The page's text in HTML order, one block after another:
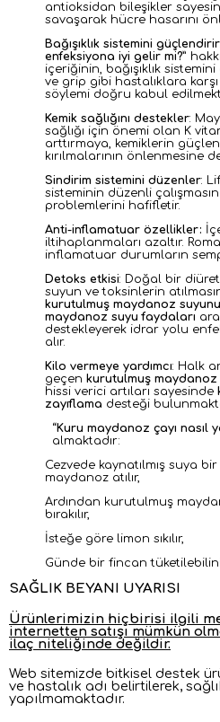
antioksidan bileşikler
savaşarak hücre hasarını
Bağışıklık sistemini güçlendirir
enfeksiyona iyi gelir mi?”
içeriğinin, bağışıklık
ve grip gibi hastalıklara
söylemi doğru kabul
Kemik sağlığını destekler:
sağlığı için önemi olan K
arttırmaya, kemiklerin
kırılmalarının önlenmesine
Sindirim sistemini düzenler:
sisteminin düzenli
problemlerini hafifletir.
Anti-inflamatuar özellikler:
iltihaplanmaları azaltır.
inflamatuar durumların
Detoks etkisi: Doğal bir
suyun ve toksinlerin
kurutulmuş maydanoz
maydanoz suyu faydaları
destekleyerek idrar yolu
alır.
Kilo vermeye yardımcı: Halk
geçen kurutulmuş maydanoz
hissi verici artıları sayesinde
zayıflama desteği
“Kuru maydanoz çayı nasıl
almaktadır:
Cezvede kaynatılmış suya
maydanoz atılır,
Ardından kurutulmuş
bırakılır,
İsteğe göre limon sıkılır,
Günde bir fincan
SAĞLIK BEYANI UYARISI
Ürünlerimizin hiçbirisi ilgili
internetten satışı mümkün
ilaç niteliğinde değildir.
Web sitemizde bitkisel destek
ve hastalık adı belirtilerek,
yapılmamaktadır.